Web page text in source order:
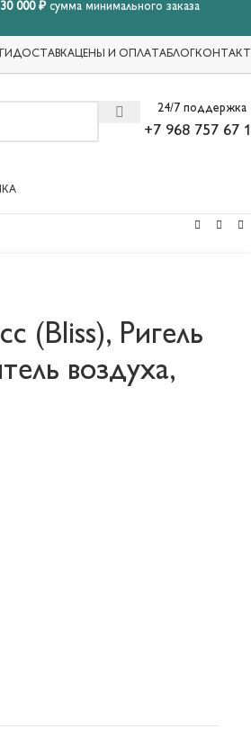
30 000 ₽сумма минимального заказа
ДОСТАВКАЦЕНЫ И ОПЛАТАБЛОГ
24/7 поддержка
+7 968 757 67
(Bliss), Ригель
воздуха,